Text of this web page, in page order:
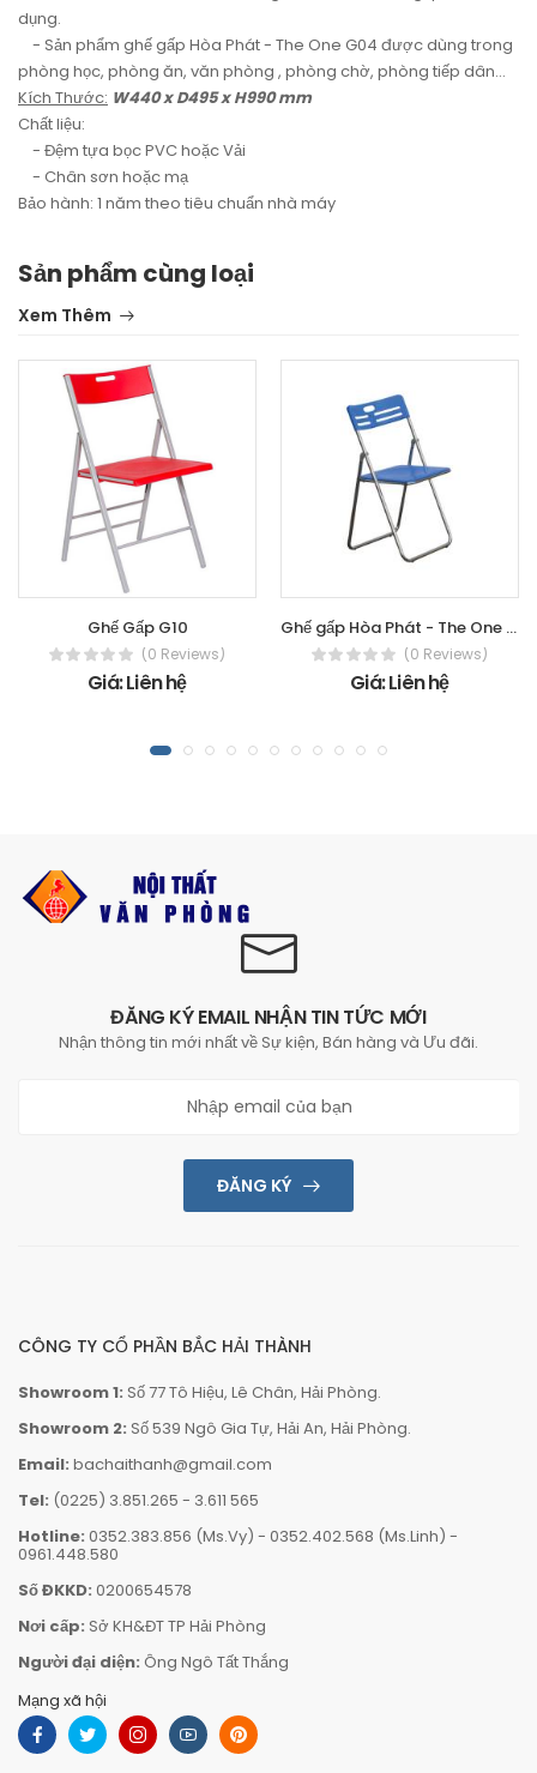
dụng.
- Sản phẩm ghế gấp Hòa Phát - The One G04 được dùng trong
phòng học, phòng ăn, văn phòng , phòng chờ, phòng tiếp dân...
Kích Thước: W440 x D495 x H990 mm
Chất liệu:
- Đệm tựa bọc PVC hoặc Vải
- Chân sơn hoặc mạ
Bảo hành: 1 năm theo tiêu chuẩn nhà máy
Sản phẩm cùng loại
Xem Thêm
Ghế Gấp G10
(0 Reviews)
Giá: Liên hệ
Ghế gấp Hòa Phát - The One G30
(0 Reviews)
Giá: Liên hệ
ĐĂNG KÝ EMAIL NHẬN TIN TỨC MỚI
Nhận thông tin mới nhất về Sự kiện, Bán hàng và Ưu đãi.
ĐĂNG KÝ
CÔNG TY CỔ PHẦN BẮC HẢI THÀNH
Showroom 1: Số 77 Tô Hiệu, Lê Chân, Hải Phòng.
Showroom 2: Số 539 Ngô Gia Tự, Hải An, Hải Phòng.
Email: bachaithanh@gmail.com
Tel: (0225) 3.851.265 - 3.611 565
Hotline: 0352.383.856 (Ms.Vy) - 0352.402.568 (Ms.Linh) -
0961.448.580
Số ĐKKD: 0200654578
Nơi cấp: Sở KH&ĐT TP Hải Phòng
Người đại diện: Ông Ngô Tất Thắng
Mạng xã hội